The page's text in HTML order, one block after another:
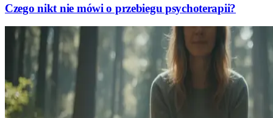
Czego nikt nie mówi o przebiegu psychoterapii?